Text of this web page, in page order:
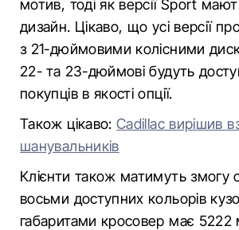
мотив, тоді як версії Sport
дизайн. Цікаво, що усі версії
з 21-дюймовими колісними
22- та 23-дюймові будуть
покупців в якості опції.
Також цікаво:Cadillac вирішив
шанувальників
Клієнти також матимуть змогу
восьми доступних кольорів
габаритами кросовер має